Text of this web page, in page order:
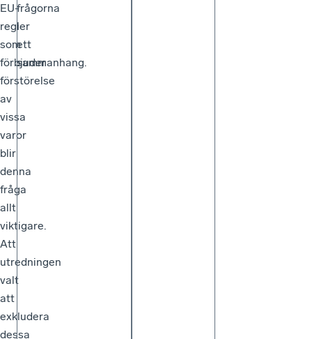
EU-
regler
som
förbjuder
förstörelse
av
vissa
varor
blir
denna
fråga
allt
viktigare.
Att
utredningen
valt
att
exkludera
dessa
frågorna
i
ett
sammanhang.